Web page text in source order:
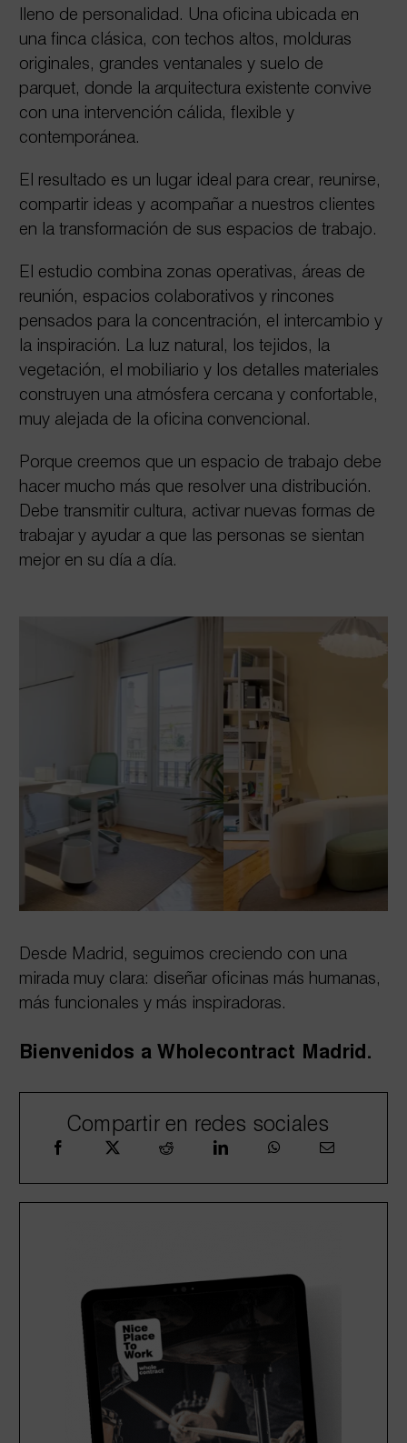
lleno de personalidad. Una oficina ubicada en
una finca clásica, con techos altos, molduras
originales, grandes ventanales y suelo de
parquet, donde la arquitectura existente convive
con una intervención cálida, flexible y
contemporánea.
El resultado es un lugar ideal para crear, reunirse,
compartir ideas y acompañar a nuestros clientes
en la transformación de sus espacios de trabajo.
El estudio combina zonas operativas, áreas de
reunión, espacios colaborativos y rincones
pensados para la concentración, el intercambio y
la inspiración. La luz natural, los tejidos, la
vegetación, el mobiliario y los detalles materiales
construyen una atmósfera cercana y confortable,
muy alejada de la oficina convencional.
Porque creemos que un espacio de trabajo debe
hacer mucho más que resolver una distribución.
Debe transmitir cultura, activar nuevas formas de
trabajar y ayudar a que las personas se sientan
mejor en su día a día.
Desde Madrid, seguimos creciendo con una
mirada muy clara: diseñar oficinas más humanas,
más funcionales y más inspiradoras.
Bienvenidos a Wholecontract Madrid.
Compartir en redes sociales